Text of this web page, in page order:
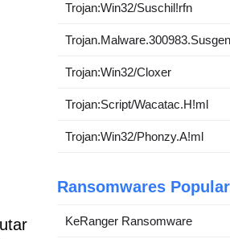
Trojan:Win32/Suschil!rfn
Trojan.Malware.300983.Susgen
Trojan:Win32/Cloxer
Trojan:Script/Wacatac.H!ml
Trojan:Win32/Phonzy.A!ml
Ransomwares
KeRanger Ransomware